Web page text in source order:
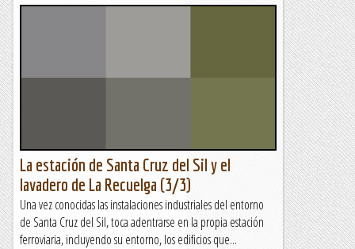
La estación de Santa Cruz del Sil y el
lavadero de La Recuelga (3/3)
Una vez conocidas las instalaciones industriales del entorno
de Santa Cruz del Sil, toca adentrarse en la propia estación
ferroviaria, incluyendo su entorno, los edificios que...